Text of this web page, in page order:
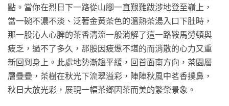
點。當你在烈日下一路從山腳一直艱難跋涉地登至嶺上，
當一碗不濃不淡、泛著金黃茶色的溫熱茶湯入口下肚時，
那一股沁人心脾的茶香清流一般消解了這一路鞍馬勞頓與
疲乏，過不了多久，那股因疲憊不堪的而消散的心力又重
新回到身上。此處地勢漸趨平緩，回首面南方向，茶園層
層疊疊，茶樹在秋光下流翠溢彩，陣陣秋風中茗香撲鼻，
秋日大放光彩，展現一幅茶鄉因茶而美的繁榮景象。